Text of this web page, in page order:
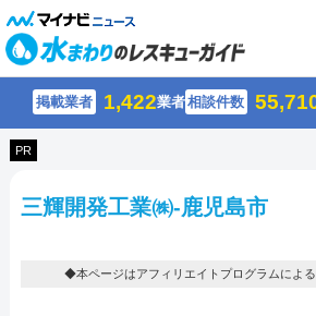
掲載業者 1,422業者相談件数
PR
三輝開発工業㈱-鹿児島市
◆本ページはアフィリエイトプログラムによる